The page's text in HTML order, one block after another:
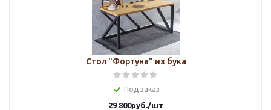
Стол "Фортуна" из бука
Под заказ
29 800руб./шт